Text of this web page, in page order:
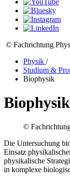
© Fachrichtung
Physik /
Studium &
Biophysik
Biophysik
©
Die Untersuchung
Einsatz
physikalische
in komplexe